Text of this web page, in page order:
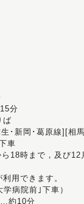
分
ば
･新岡･葛原線][相
車
18時まで，及び12
用できます。
病院前｣下車）
…約10分